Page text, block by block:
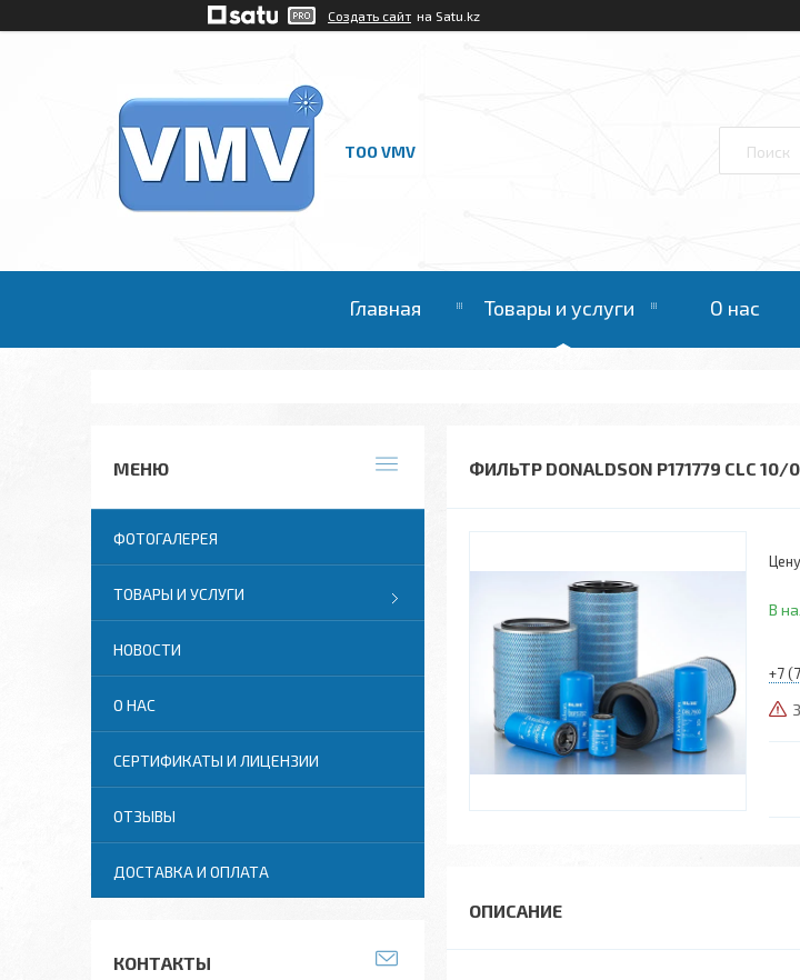
Создать сайт на Satu.kz
ТОО VMV
Главная Товары и услуги О нас
ФИЛЬТР DONALDSON P171779 CLC 10/
В
+7
ФОТОГАЛЕРЕЯ
ТОВАРЫ И УСЛУГИ
НОВОСТИ
О НАС
СЕРТИФИКАТЫ И ЛИЦЕНЗИИ
ОТЗЫВЫ
ДОСТАВКА И ОПЛАТА
КОНТАКТЫ